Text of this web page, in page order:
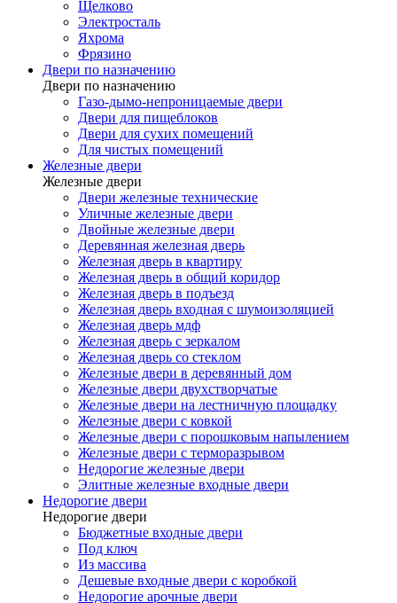
Щелково
Электросталь
Яхрома
Фрязино
Двери по назначению
Двери по назначению
Газо-дымо-непроницаемые двери
Двери для пищеблоков
Двери для сухих помещений
Для чистых помещений
Железные двери
Железные двери
Двери железные технические
Уличные железные двери
Двойные железные двери
Деревянная железная дверь
Железная дверь в квартиру
Железная дверь в общий коридор
Железная дверь в подъезд
Железная дверь входная с шумоизоляцией
Железная дверь мдф
Железная дверь с зеркалом
Железная дверь со стеклом
Железные двери в деревянный дом
Железные двери двухстворчатые
Железные двери на лестничную площадку
Железные двери с ковкой
Железные двери с порошковым напылением
Железные двери с терморазрывом
Недорогие железные двери
Элитные железные входные двери
Недорогие двери
Недорогие двери
Бюджетные входные двери
Под ключ
Из массива
Дешевые входные двери с коробкой
Недорогие арочные двери